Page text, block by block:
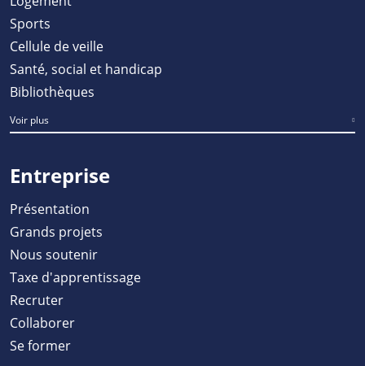
Sports
Cellule de veille
Santé, social et handicap
Bibliothèques
Voir plus
Entreprise
Présentation
Grands projets
Nous soutenir
Taxe d'apprentissage
Recruter
Collaborer
Se former